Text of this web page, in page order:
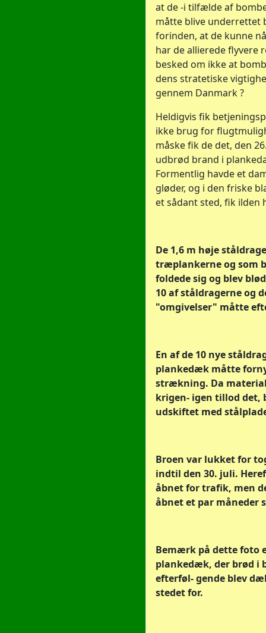
at de -i tilfælde af
måtte blive underrettet
forinden, at de kunne
har de allierede flyvere
besked om ikke at
dens stratetiske
gennem Danmark ?
Heldigvis fik
ikke brug for
måske fik de det, den
udbrød brand i
Formentlig havde et
gløder, og i den friske
et sådant sted, fik
De 1,6 m høje
træplankerne og som
foldede sig og blev
10 af ståldragerne og
"omgivelser" måtte
En af de 10 nye
plankedæk måtte
strækning. Da
krigen- igen tillod
udskiftet med
Broen var lukket for
indtil den 30. juli.
åbnet for trafik, men
åbnet et par måneder
Bemærk på dette foto
plankedæk, der brød i
efterføl- gende blev
stedet for.